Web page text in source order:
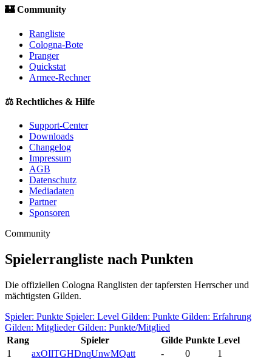
🏰 Community
Rangliste
Cologna-Bote
Pranger
Quickstat
Armee-Rechner
⚖️ Rechtliches & Hilfe
Support-Center
Downloads
Changelog
Impressum
AGB
Datenschutz
Mediadaten
Partner
Sponsoren
Community
Spielerrangliste nach Punkten
Die offiziellen Cologna Ranglisten der tapfersten Herrscher und
mächtigsten Gilden.
Spieler: Punkte Spieler: Level Gilden: Punkte Gilden: Erfahrung
Gilden: MitgliederGilden: Punkte/Mitglied
Rang
Spieler Gilde Punkte Level
1
axOIlTGHDnqUnwMQatt - 0
1